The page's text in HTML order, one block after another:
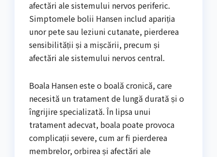
afectări ale sistemului nervos periferic.
Simptomele bolii Hansen includ apariția
unor pete sau leziuni cutanate, pierderea
sensibilității și a mișcării, precum și
afectări ale sistemului nervos central.
Boala Hansen este o boală cronică, care
necesită un tratament de lungă durată și o
îngrijire specializată. În lipsa unui
tratament adecvat, boala poate provoca
complicații severe, cum ar fi pierderea
membrelor, orbirea și afectări ale